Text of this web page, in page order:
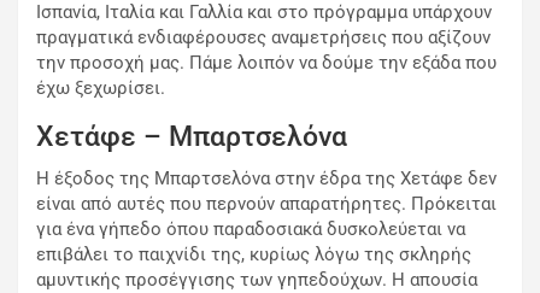
Ισπανία, Ιταλία και Γαλλία και στο πρόγραμμα υπάρχουν
πραγματικά ενδιαφέρουσες αναμετρήσεις που αξίζουν
την προσοχή μας. Πάμε λοιπόν να δούμε την εξάδα που
έχω ξεχωρίσει.
Χετάφε – Μπαρτσελόνα
Η έξοδος της Μπαρτσελόνα στην έδρα της Χετάφε δεν
είναι από αυτές που περνούν απαρατήρητες. Πρόκειται
για ένα γήπεδο όπου παραδοσιακά δυσκολεύεται να
επιβάλει το παιχνίδι της, κυρίως λόγω της σκληρής
αμυντικής προσέγγισης των γηπεδούχων. Η απουσία